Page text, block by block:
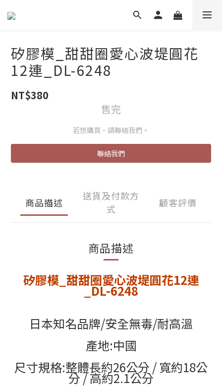
矽膠模_甜甜圈愛心波堤圓花
12連_DL-6248
NT$380
售完
若想購買，請聯絡我們。
聯絡我們
商品描述
送貨及付款方
式
顧客評價
商品描述
矽膠模_甜甜圈愛心波堤圓花12連
_DL-6248
日本知名品牌/安全無毒/耐高溫
產地:中國
尺寸規格:整體長約26公分 / 寬約18公
分 / 高約2.1公分